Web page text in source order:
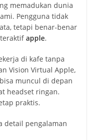
memadukan dunia
Pengguna tidak
tetapi benar-benar
apple.
di kafe tanpa
Vision Virtual Apple,
muncul di depan
headset ringan.
praktis.
detail pengalaman